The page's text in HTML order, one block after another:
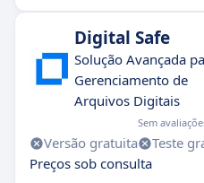
Digital Safe
Solução Avançada
Gerenciamento de
Arquivos Digitais
Sem
Versão gratuita Teste
Preços sob consulta